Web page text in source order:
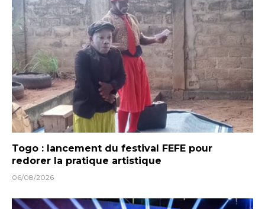
Togo : lancement du festival FEFE pour
redorer la pratique artistique
06/08/2026